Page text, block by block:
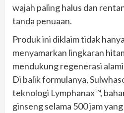
wajah paling halus dan
tanda penuaan.
Produk ini diklaim tidak
menyamarkan lingkaran
mendukung regenerasi
Di balik formulanya,
teknologi Lymphanax™,
ginseng selama 500 jam